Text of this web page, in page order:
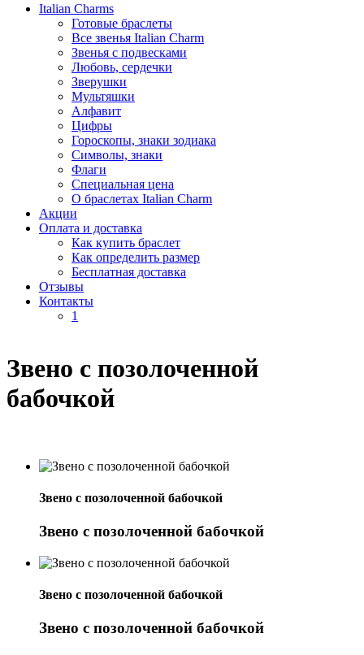
Italian Charms
Готовые браслеты
Все звенья Italian Charm
Звенья с подвесками
Любовь, сердечки
Зверушки
Мультяшки
Алфавит
Цифры
Гороскопы, знаки зодиака
Символы, знаки
Флаги
Специальная цена
О браслетах Italian Charm
Акции
Оплата и доставка
Как купить браслет
Как определить размер
Бесплатная доставка
Отзывы
Контакты
1
Звено с позолоченной
бабочкой
Звено с позолоченной бабочкой
Звено с позолоченной бабочкой
Звено с позолоченной бабочкой
Звено с позолоченной бабочкой